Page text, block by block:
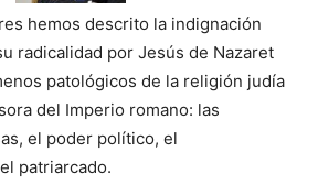
hemos descrito la indignación
radicalidad por Jesús de Nazaret
patológicos de la religión judía
del Imperio romano: las
el poder político, el
patriarcado.